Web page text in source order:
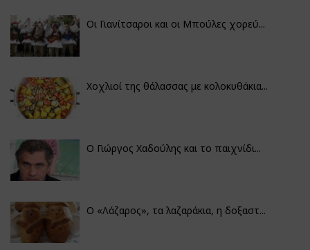
Οι Γιανίτσαροι και οι Μπούλες χορεύ...
Χοχλιοί της θάλασσας με κολοκυθάκια...
Ο Γιώργος Χαδούλης και το παιχνίδι...
Ο «Λάζαρος», τα λαζαράκια, η δοξαστ...